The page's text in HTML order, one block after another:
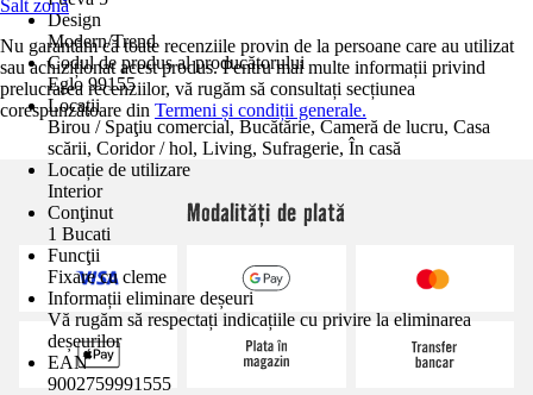
Design
Modern/Trend
Codul de produs al producătorului
Eglo 99155
Locații
Birou / Spaţiu comercial, Bucătărie, Cameră de lucru, Casa
scării, Coridor / hol, Living, Sufragerie, În casă
Locație de utilizare
Interior
Conţinut
1 Bucati
Funcţii
Fixare cu cleme
Informații eliminare deșeuri
Vă rugăm să respectați indicațiile cu privire la eliminarea
deșeurilor
EAN
9002759991555
Salt zonă
Nu garantăm că toate recenziile provin de la persoane care au utilizat
sau achiziționat acest produs. Pentru mai multe informații privind
prelucrarea recenziilor, vă rugăm să consultați secțiunea
corespunzătoare din Termeni și condiții generale.
Modalități de plată